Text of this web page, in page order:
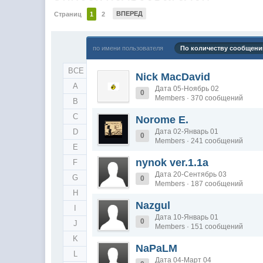
Страниц 1 2 ВПЕРЕД
ВСЕ
A
B
C
D
E
F
G
H
J
K
L
по имени пользователя По количеству
Nick MacDavid
0
Дата 05-Ноябрь 02
Members · 370 сообщений
Norome E.
0
Дата 02-Январь 01
Members · 241 сообщений
nynok ver.1.1a
0
Дата 20-Сентябрь 03
Members · 187 сообщений
Nazgul
0
Дата 10-Январь 01
Members · 151 сообщений
NaPaLM
Дата 04-Март 04